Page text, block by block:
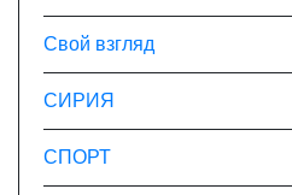
Свой взгляд
СИРИЯ
СПОРТ